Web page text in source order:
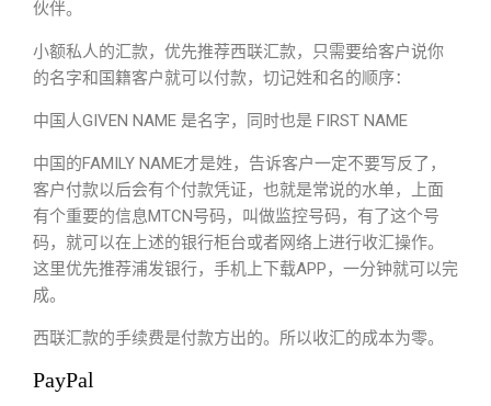
伙伴。
小额私人的汇款，优先推荐西联汇款，只需要给客户说你
的名字和国籍客户就可以付款，切记姓和名的顺序：
中国人GIVEN NAME 是名字，同时也是 FIRST NAME
中国的FAMILY NAME才是姓，告诉客户一定不要写反了，
客户付款以后会有个付款凭证，也就是常说的水单，上面
有个重要的信息MTCN号码，叫做监控号码，有了这个号
码，就可以在上述的银行柜台或者网络上进行收汇操作。
这里优先推荐浦发银行，手机上下载APP，一分钟就可以完
成。
西联汇款的手续费是付款方出的。所以收汇的成本为零。
PayPal